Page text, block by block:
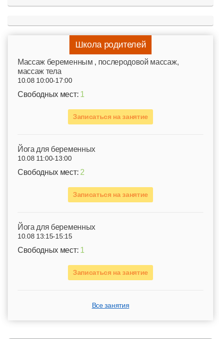
Школа родителей
Mассаж беременным , послеродовой массаж,
массаж тела
10.08 10:00-17:00
Свободных мест: 1
Записаться на занятие
Йога для беременных
10.08 11:00-13:00
Свободных мест: 2
Записаться на занятие
Йога для беременных
10.08 13:15-15:15
Свободных мест: 1
Записаться на занятие
Все занятия